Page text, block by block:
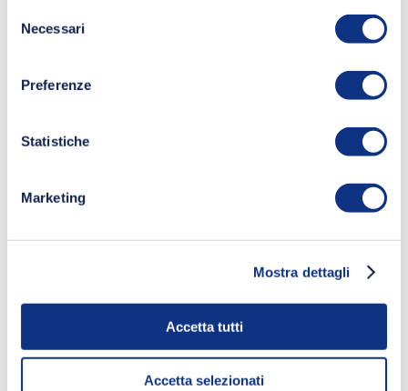
delNecessari
Preferenze
Statistiche
Marketing
Mostra dettagli
Accetta tutti
Accetta selezionati